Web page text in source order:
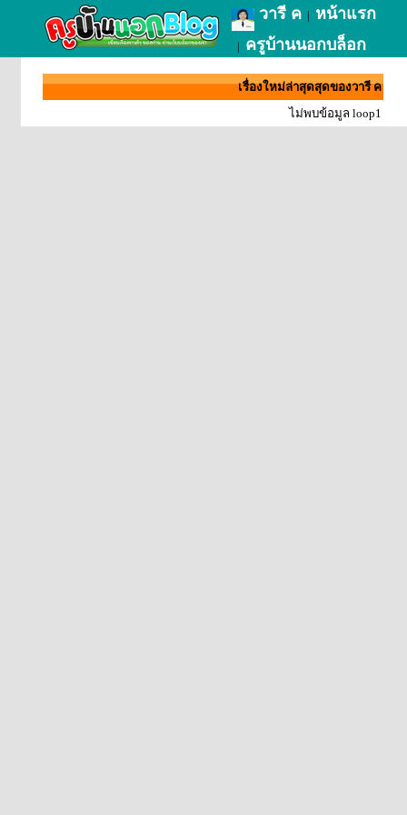
วารี ค | หน้าแรก
| ครูบ้านนอกบล็อก
เรื่องใหม่ล่าสุดสุดของวารี ค
ไม่พบข้อมูล loop1